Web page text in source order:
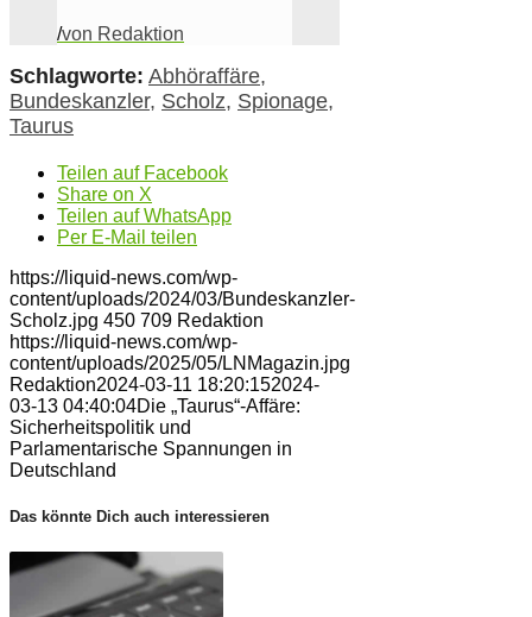
/von Redaktion
Schlagworte: Abhöraffäre,
Bundeskanzler, Scholz, Spionage,
Taurus
Teilen auf Facebook
Share on X
Teilen auf WhatsApp
Per E-Mail teilen
https://liquid-news.com/wp-
content/uploads/2024/03/Bundeskanzler-
Scholz.jpg 450 709 Redaktion
https://liquid-news.com/wp-
content/uploads/2025/05/LNMagazin.jpg
Redaktion2024-03-11 18:20:152024-
03-13 04:40:04Die „Taurus“-Affäre:
Sicherheitspolitik und
Parlamentarische Spannungen in
Deutschland
Das könnte Dich auch interessieren